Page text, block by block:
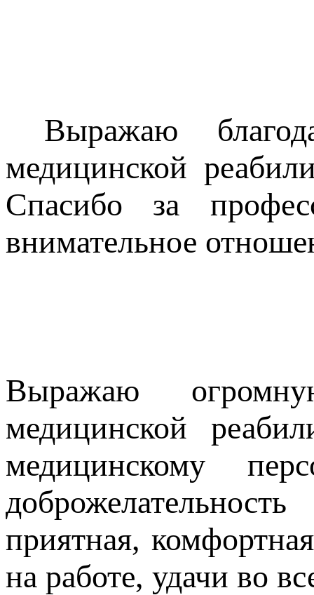
Выражаю
медицинской
Спасибо за
внимательное
Выражаю
медицинской
медицинскому
приятная,
на работе, удачи во